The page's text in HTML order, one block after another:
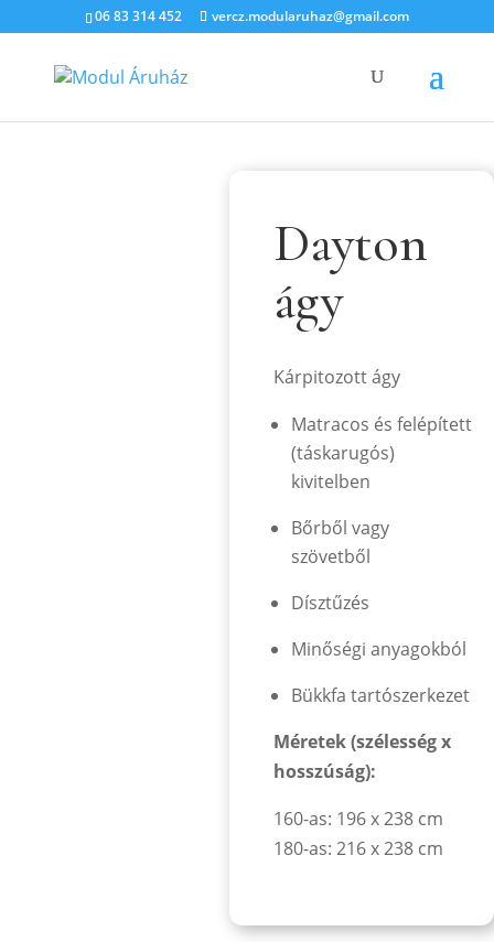
06 83 314 452 vercz.modularuhaz@gmail.com
Dayton
ágy
Kárpitozott ágy
Matracos és felépített
(táskarugós)
kivitelben
Bőrből vagy
szövetből
Dísztűzés
Minőségi anyagokból
Bükkfa tartószerkezet
Méretek (szélesség x
hosszúság):
160-as: 196 x 238 cm
180-as: 216 x 238 cm